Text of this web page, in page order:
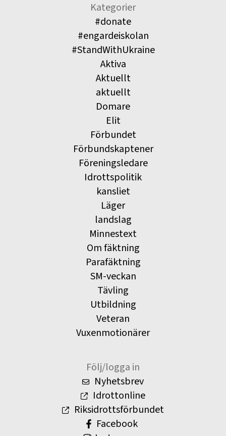
Kategorier
#donate
#engardeiskolan
#StandWithUkraine
Aktiva
Aktuellt
aktuellt
Domare
Elit
Förbundet
Förbundskaptener
Föreningsledare
Idrottspolitik
kansliet
Läger
landslag
Minnestext
Om fäktning
Parafäktning
SM-veckan
Tävling
Utbildning
Veteran
Vuxenmotionärer
Följ/logga in
Nyhetsbrev
Idrottonline
Riksidrottsförbundet
Facebook